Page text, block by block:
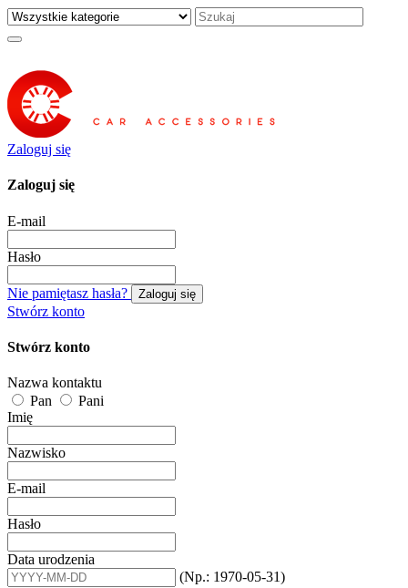
Zaloguj się
Zaloguj się
E-mail
Hasło
Nie pamiętasz hasła? Zaloguj się
Stwórz konto
Stwórz konto
Nazwa kontaktu
Pan
Pani
Imię
Nazwisko
E-mail
Hasło
Data urodzenia
(Np.: 1970-05-31)